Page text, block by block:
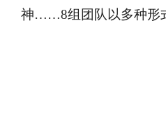
神……8组团队以多种形